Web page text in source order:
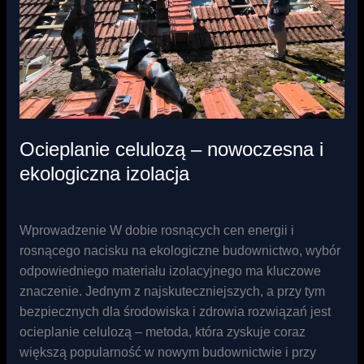
Ocieplanie celulozą – nowoczesna i
ekologiczna izolacja
Wprowadzenie W dobie rosnących cen energii i
rosnącego nacisku na ekologiczne budownictwo, wybór
odpowiedniego materiału izolacyjnego ma kluczowe
znaczenie. Jednym z najskuteczniejszych, a przy tym
bezpiecznych dla środowiska i zdrowia rozwiązań jest
ocieplanie celulozą – metoda, która zyskuje coraz
większą popularność w nowym budownictwie i przy
izolacja